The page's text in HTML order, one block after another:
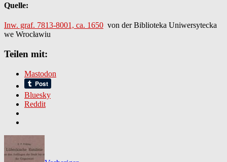
Quelle:
Inw. graf. 7813-8001, ca. 1650 von der Biblioteka Uniwersytecka
we Wrocławiu
Teilen mit:
Mastodon
Bluesky
Reddit